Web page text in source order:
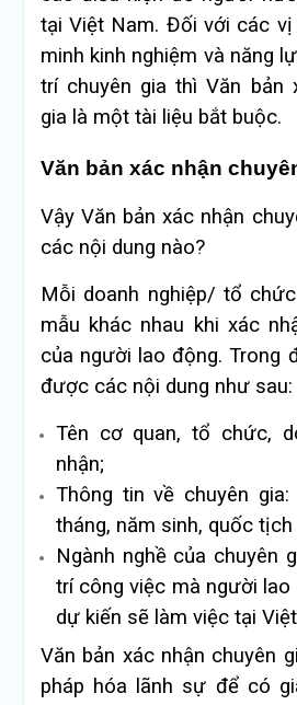
tại Việt Nam. Đối với các
minh kinh nghiệm và năng
trí chuyên gia thì Văn bản
gia là một tài liệu bắt buộc.
Văn bản xác nhận
Vậy Văn bản xác nhận
các nội dung nào?
Mỗi doanh nghiệp/ tổ
mẫu khác nhau khi xác
của người lao động. Trong
được các nội dung như sau:
Tên cơ quan, tổ chức,
nhận;
Thông tin về chuyên
tháng, năm sinh, quốc tịch
Ngành nghề của chuyên
trí công việc mà người
dự kiến sẽ làm việc tại
Văn bản xác nhận chuyên
pháp hóa lãnh sự để có